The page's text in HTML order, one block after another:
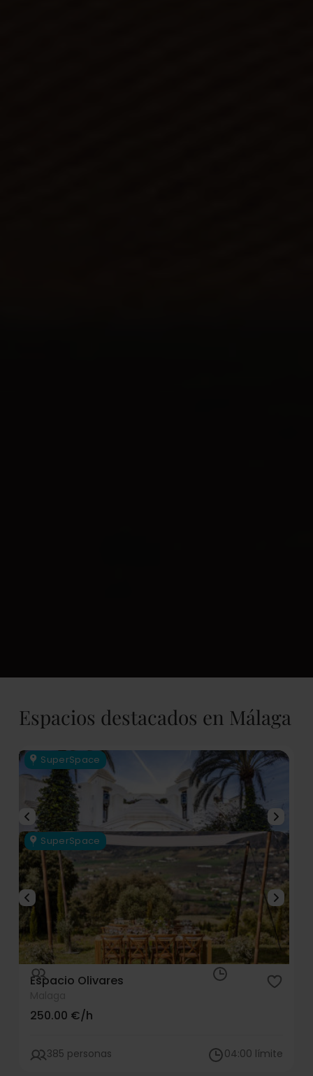
Espacios destacados en Málaga
SuperSpace
San Luis
Torremolinos - Malaga
100.00 €/h
01:00 límite
SuperSpace
Espacio Olivares
250.00 €/h
385 personas 04:00 límite